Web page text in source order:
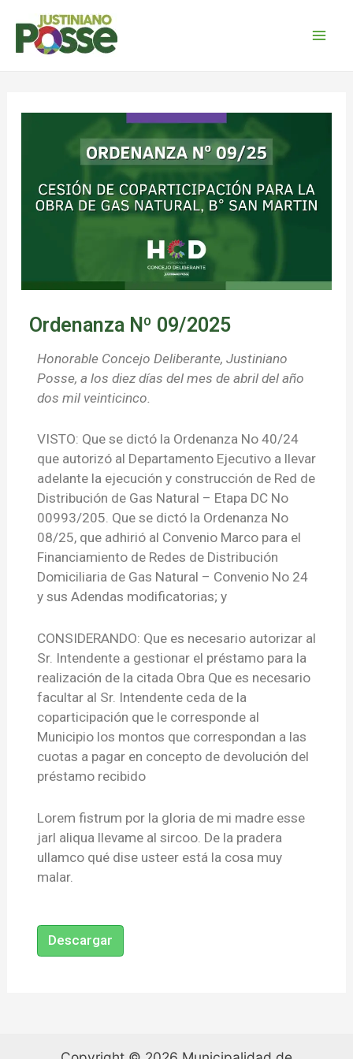
Ordenanza Nº 09/2025
Honorable Concejo Deliberante, Justiniano
Posse, a los diez días del mes de abril del año
dos mil veinticinco.
VISTO: Que se dictó la Ordenanza No 40/24
que autorizó al Departamento Ejecutivo a llevar
adelante la ejecución y construcción de Red de
Distribución de Gas Natural – Etapa DC No
00993/205. Que se dictó la Ordenanza No
08/25, que adhirió al Convenio Marco para el
Financiamiento de Redes de Distribución
Domiciliaria de Gas Natural – Convenio No 24
y sus Adendas modificatorias; y
CONSIDERANDO: Que es necesario autorizar al
Sr. Intendente a gestionar el préstamo para la
realización de la citada Obra Que es necesario
facultar al Sr. Intendente ceda de la
coparticipación que le corresponde al
Municipio los montos que correspondan a las
cuotas a pagar en concepto de devolución del
préstamo recibido
Lorem fistrum por la gloria de mi madre esse
jarl aliqua llevame al sircoo. De la pradera
ullamco qué dise usteer está la cosa muy
malar.
Descargar